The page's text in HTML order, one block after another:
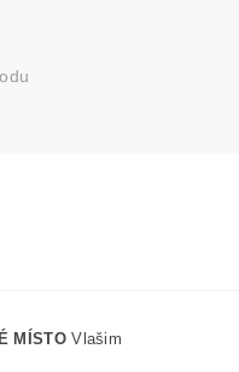
MÍSTOVlašim